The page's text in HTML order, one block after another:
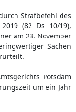
Strafbefehl des
(82 Ds 10/19),
am 23. November
Sachen
Potsdam
um ein Jahr